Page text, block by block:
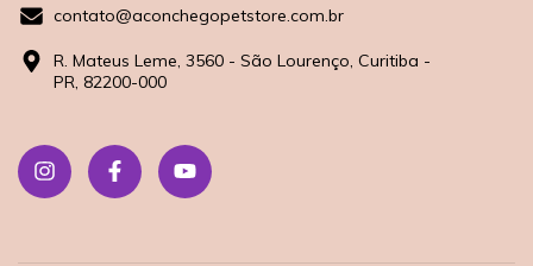
contato@aconchegopetstore.com.br
R. Mateus Leme, 3560 - São Lourenço, Curitiba -
PR, 82200-000